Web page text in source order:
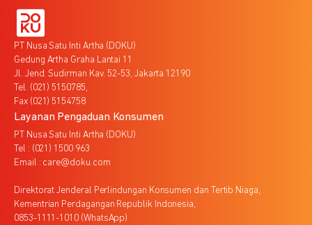
PT Nusa Satu Inti Artha (DOKU)
Gedung Artha Graha Lantai 11
Jl. Jend. Sudirman Kav. 52-53, Jakarta 12190
Tel. (021) 5150785,
Fax (021) 5154758
Layanan Pengaduan Konsumen
PT Nusa Satu Inti Artha (DOKU)
Tel : (021) 1500 963
Email : care@doku.com
Direktorat Jenderal Perlindungan Konsumen dan Tertib Niaga,
Kementrian Perdagangan Republik Indonesia,
0853-1111-1010 (WhatsApp)